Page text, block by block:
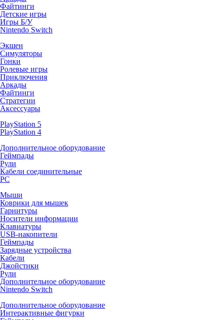
Файтинги
Детские игры
Игры Б/У
Nintendo Switch
Экшен
Симуляторы
Гонки
Ролевые игры
Приключения
Аркады
Файтинги
Стратегии
Аксессуары
PlayStation 5
PlayStation 4
Дополнительное оборудование
Геймпады
Рули
Кабели соединительные
PC
Мыши
Коврики для мышек
Гарнитуры
Носители информации
Клавиатуры
USB-накопители
Геймпады
Зарядные устройства
Кабели
Джойстики
Рули
Дополнительное оборудование
Nintendo Switch
Дополнительное оборудование
Интерактивные фигурки